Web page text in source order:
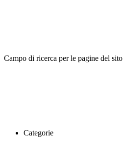
Campo di ricerca per le pagine del sito
Categorie